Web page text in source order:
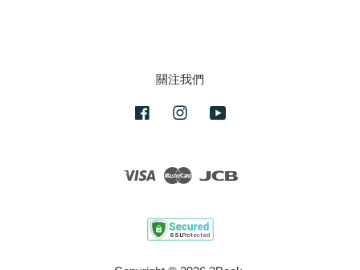
關注我們
FacebookInstagram
Visa Master